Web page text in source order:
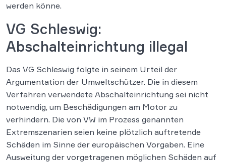
werden könne.
VG Schleswig:
Abschalteinrichtung illegal
Das VG Schleswig folgte in seinem Urteil der
Argumentation der Umweltschützer. Die in diesem
Verfahren verwendete Abschalteinrichtung sei nicht
notwendig, um Beschädigungen am Motor zu
verhindern. Die von VW im Prozess genannten
Extremszenarien seien keine plötzlich auftretende
Schäden im Sinne der europäischen Vorgaben. Eine
Ausweitung der vorgetragenen möglichen Schäden auf